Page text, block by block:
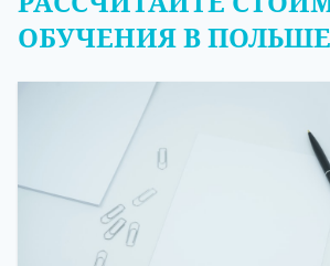
ОБУЧЕНИЯ В ПОЛЬШЕ